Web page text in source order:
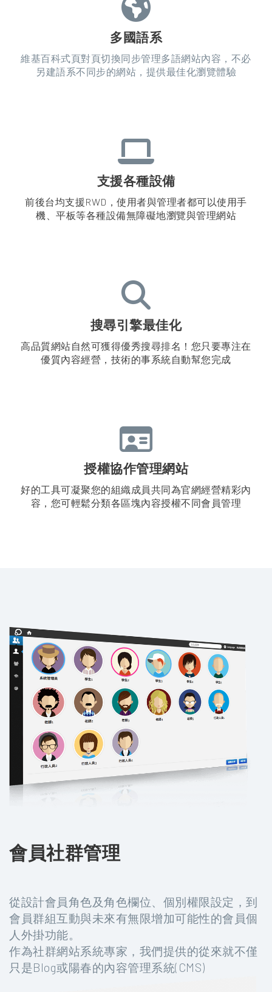
多國語系
維基百科式頁對頁切換同步管理多語網站內容，不必
另建語系不同步的網站，提供最佳化瀏覽體驗
支援各種設備
前後台均支援RWD，使用者與管理者都可以使用手
機、平板等各種設備無障礙地瀏覽與管理網站
搜尋引擎最佳化
高品質網站自然可獲得優秀搜尋排名！您只要專注在
優質內容經營，技術的事系統自動幫您完成
授權協作管理網站
好的工具可凝聚您的組織成員共同為官網經營精彩內
容，您可輕鬆分類各區塊內容授權不同會員管理
會員社群管理
從設計會員角色及角色欄位、個別權限設定，到
會員群組互動與未來有無限增加可能性的會員個
人外掛功能。
作為社群網站系統專家，我們提供的從來就不僅
只是Blog或陽春的內容管理系統(CMS)